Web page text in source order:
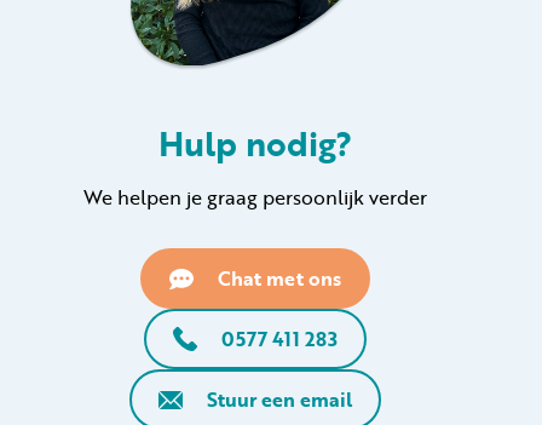
Hulp nodig?
We helpen je graag persoonlijk verder
Chat met ons
0577 411 283
Stuur een email